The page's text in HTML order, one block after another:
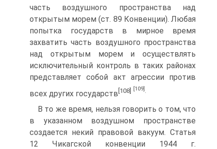
часть воздушного пространства над
открытым морем (ст. 89 Конвенции). Любая
попытка государств в мирное время
захватить часть воздушного пространства
над открытым морем и осуществлять
исключительный контроль в таких районах
представляет собой акт агрессии против
всех других государств [108] [109] .
В то же время, нельзя говорить о том, что
в указанном воздушном пространстве
создается некий правовой вакуум. Статья
12 Чикагской конвенции 1944 г.